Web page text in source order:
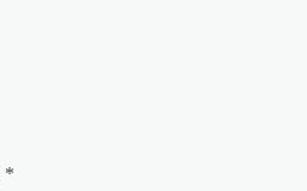
*